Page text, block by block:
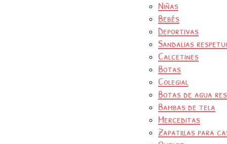
Niñas
Bebés
Deportivas
Sandalias
Calcetines
Botas
Colegial
Botas de agua
Bambas de tela
Merceditas
Zapatillas para